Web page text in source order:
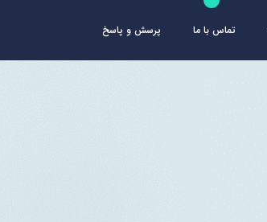
تماس با ما پرسش و پاسخ